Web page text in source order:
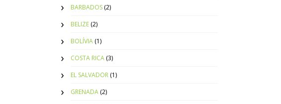
BARBADOS (2)
BELIZE (2)
BOLÍVIA (1)
COSTA RICA (3)
EL SALVADOR (1)
GRENADA (2)